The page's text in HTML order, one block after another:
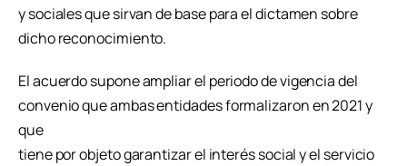
y sociales que sirvan de base para el dictamen sobre
dicho reconocimiento.
El acuerdo supone ampliar el periodo de vigencia del
convenio que ambas entidades formalizaron en 2021 y
que
tiene por objeto garantizar el interés social y el servicio